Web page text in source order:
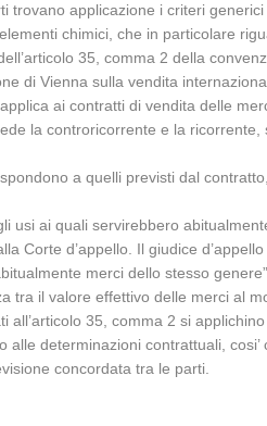
trovano applicazione i criteri
chimici, che in particolare
35, comma 2 della
di Vienna sulla vendita
ai contratti di vendita delle
la controricorrente e la ricorrente,
a quelli previsti dal
usi ai quali servirebbero
Corte d’appello. Il giudice
merci dello stesso
tra il valore effettivo delle merci al
35, comma 2 si
determinazioni contrattuali, cosi’
concordata tra le parti.